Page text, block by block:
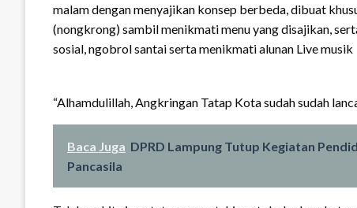
malam dengan menyajikan konsep berbeda, dibuat
(nongkrong) sambil menikmati menu yang disajikan,
sosial, ngobrol santai serta menikmati alunan Live musik
“Alhamdulillah, Angkringan Tatap Kota sudah sudah
Baca Juga DPRD Lampung Tutup Kegiatan
Pancasila